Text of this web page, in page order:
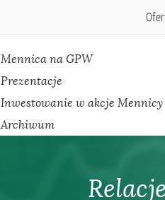
Mennica na GPW
Prezentacje
Inwestowanie w akcje Mennicy
Archiwum